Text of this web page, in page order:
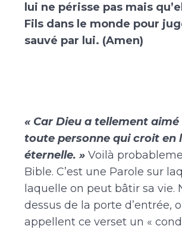
lui ne périsse pas mais
Fils dans le monde pour
sauvé par lui. (Amen)
« Car Dieu a tellement
toute personne qui croit en
éternelle. » Voilà
Bible. C’est une Parole sur
laquelle on peut bâtir sa vie.
dessus de la porte d’entrée,
appellent ce verset un «